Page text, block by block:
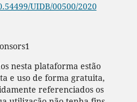
UIDB/00500/2020
nesta plataforma estão
e uso de forma gratuita,
referenciados os